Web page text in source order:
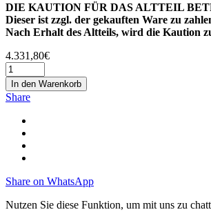
DIE KAUTION FÜR DAS ALTTEIL
Dieser ist zzgl. der gekauften Ware zu
Nach Erhalt des Altteils, wird die Kaution
4.331,80€
In den Warenkorb
Share
Share on WhatsApp
Nutzen Sie diese Funktion, um mit uns zu